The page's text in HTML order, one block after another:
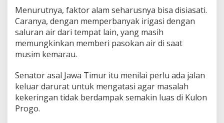
K
u
l
o
n
o
g
o
Menurutnya, faktor alam seharusnya bisa disiasati.
Caranya, dengan memperbanyak irigasi dengan
saluran air dari tempat lain, yang masih
memungkinkan memberi pasokan air di saat
musim kemarau.
Senator asal Jawa Timur itu menilai perlu ada jalan
keluar darurat untuk mengatasi agar masalah
kekeringan tidak berdampak semakin luas di Kulon
Progo.